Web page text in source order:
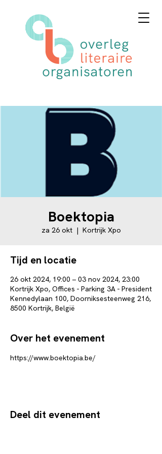
Boektopia
za 26 okt
  |
Kortrijk Xpo
Tijd en locatie
26 okt 2024, 19:00 – 03 nov 2024, 23:00
Kortrijk Xpo, Offices - Parking 3A - President
Kennedylaan 100, Doorniksesteenweg 216,
8500 Kortrijk, België
Over het evenement
https://www.boektopia.be/
Deel dit evenement